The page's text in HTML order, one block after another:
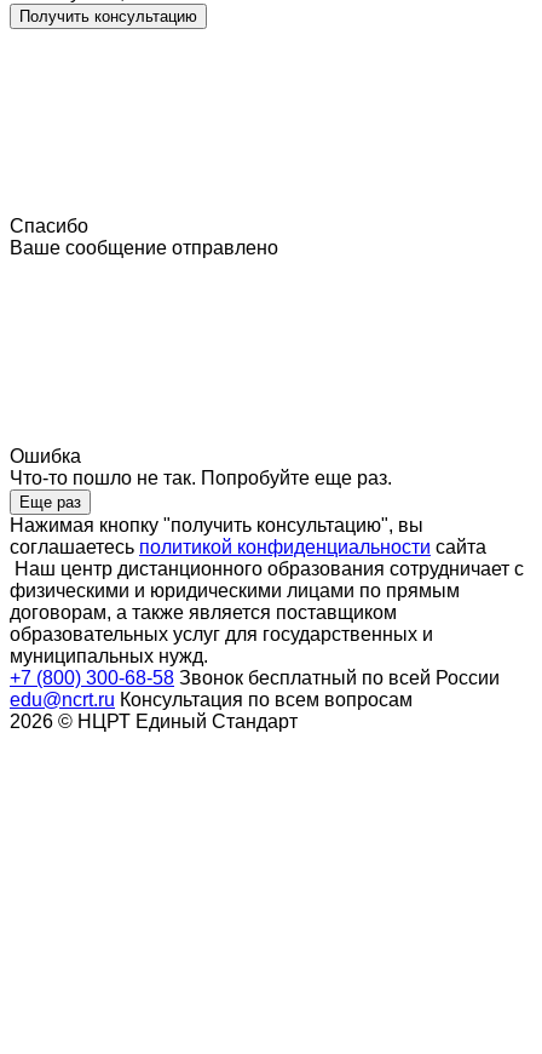
Получить консультацию
Спасибо
Ваше сообщение отправлено
Ошибка
Что-то пошло не так. Попробуйте еще раз.
Еще раз
Нажимая кнопку "получить консультацию", вы
соглашаетесь политикой конфиденциальности сайта
Наш центр дистанционного образования сотрудничает с
физическими и юридическими лицами по прямым
договорам, а также является поставщиком
образовательных услуг для государственных и
муниципальных нужд.
+7 (800) 300-68-58 Звонок бесплатный по всей России
edu@ncrt.ru Консультация по всем вопросам
2026 © НЦРТ Единый Стандарт